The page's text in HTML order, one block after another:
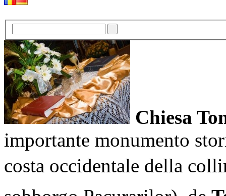
Chiesa
importante monumento
costa occidentale della